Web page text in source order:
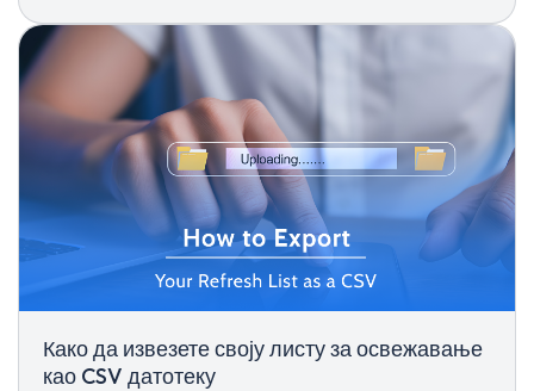
Како да извезете своју листу за освежавање
као CSV датотеку